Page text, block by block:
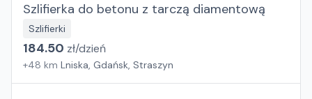
Szlifierka do betonu z tarczą diamentową
Szlifierki
184.50 zł/dzień
+48 km Lniska, Gdańsk, Straszyn